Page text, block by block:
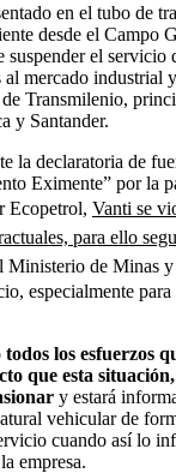
en el tubo de
desde el Campo
el servicio
al mercado industrial
Transmilenio,
y Santander.
la declaratoria de
Eximente” por la
Ecopetrol, Vanti se
para ello
Ministerio de Minas
especialmente
los esfuerzos
que esta
y estará
vehicular de
cuando así lo
empresa.